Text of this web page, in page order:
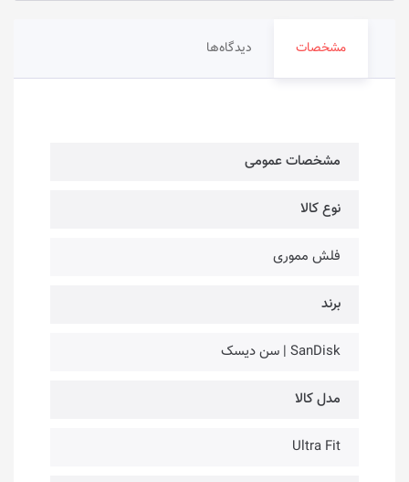
مشخصات دیدگاه‌ها
مشخصات عمومی
نوع کالا
فلش مموری
برند
SanDisk | سن دیسک
مدل کالا
Ultra Fit